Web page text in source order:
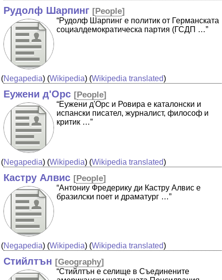
Рудолф Шарпинг [People]
“Рудолф Шарпинг е политик от Германската
социалдемократическа партия (ГСДП …”
(Negapedia) (Wikipedia) (Wikipedia translated)
Еужени д'Орс [People]
“Еужени д'Орс и Ровира е каталонски и
испански писател, журналист, философ и
критик …”
(Negapedia) (Wikipedia) (Wikipedia translated)
Кастру Алвис [People]
“Антониу Фредерику ди Кастру Алвис е
бразилски поет и драматург …”
(Negapedia) (Wikipedia) (Wikipedia translated)
Стийлтън [Geography]
“Стийлтън е селище в Съединените